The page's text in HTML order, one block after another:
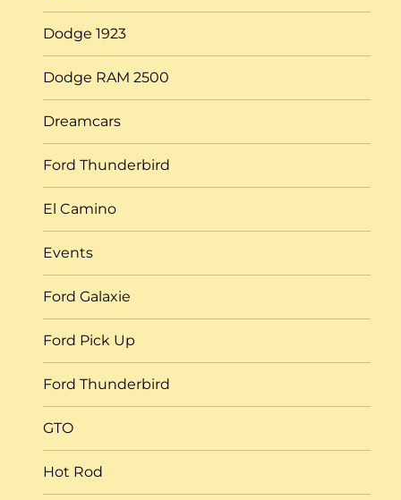
Dodge 1923
Dodge RAM 2500
Dreamcars
Ford Thunderbird
El Camino
Events
Ford Galaxie
Ford Pick Up
Ford Thunderbird
GTO
Hot Rod